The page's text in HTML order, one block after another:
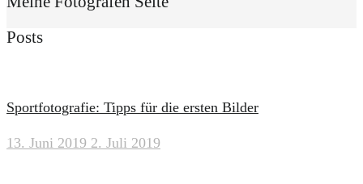
Posts
Sportfotografie: Tipps für die ersten Bilder
13. Juni 2019 2. Juli 2019